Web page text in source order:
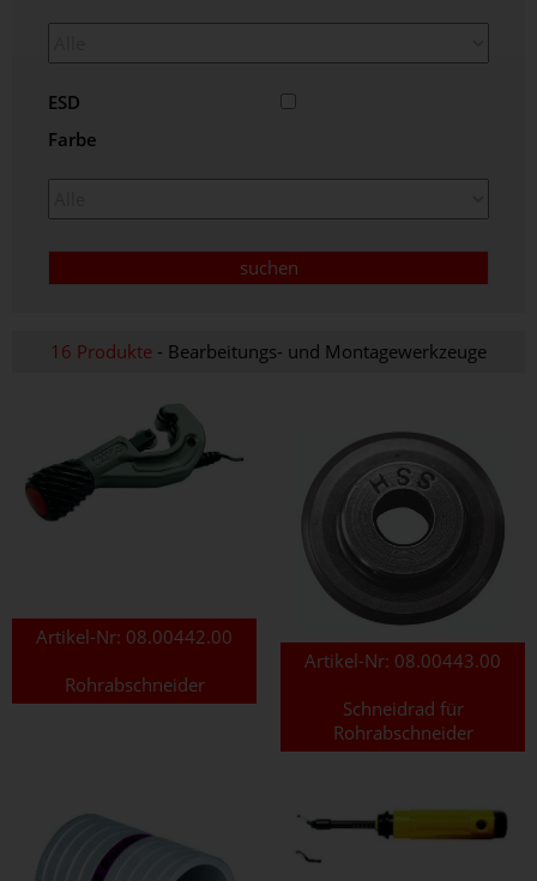
ESD
Farbe
16 Produkte - Bearbeitungs- und Montagewerkzeuge
Artikel-Nr: 08.00442.00
Rohrabschneider
Artikel-Nr: 08.00443.00
Schneidrad für
Rohrabschneider